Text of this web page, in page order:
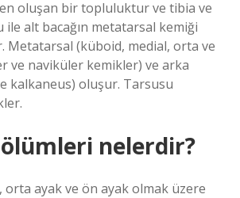
oluşan bir topluluktur ve tibia ve
ile alt bacağın metatarsal kemiği
Metatarsal (küboid, medial, orta ve
ve naviküler kemikler) ve arka
kalkaneus) oluşur. Tarsusu
nelerdir?
orta ayak ve ön ayak olmak üzere